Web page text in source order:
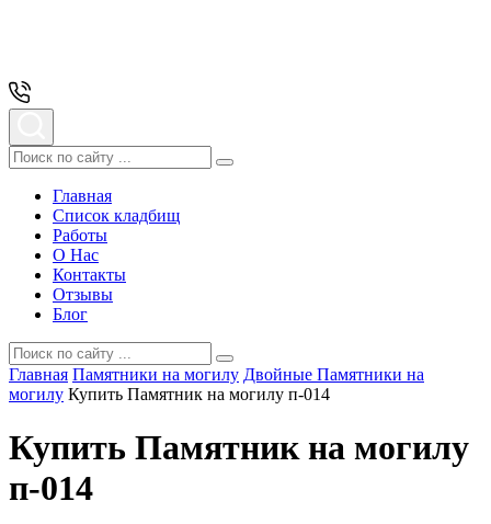
Главная
Список кладбищ
Работы
О Нас
Контакты
Отзывы
Блог
Главная Памятники на могилу Двойные Памятники на
могилу Купить Памятник на могилу п-014
Купить Памятник на могилу
п-014